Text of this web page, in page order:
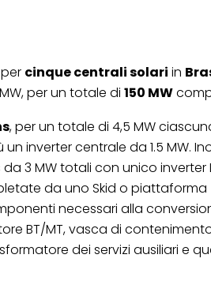
per cinque centrali solari in
per un totale di 150 MW
, per un totale di 4,5 MW
inverter centrale da 1.5 MW.
3 MW totali con unico inverter
da uno Skid o piattaforma
necessari alla
BT/MT, vasca di
dei servizi ausiliari e